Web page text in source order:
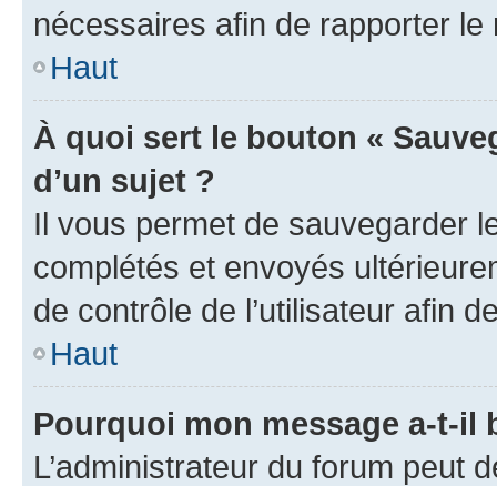
nécessaires afin de rapporter le
Haut
À quoi sert le bouton «
d’un sujet ?
Il vous permet de sauvegarder
complétés et envoyés
de contrôle de l’utilisateur afin
Haut
Pourquoi mon message a-t-il
L’administrateur du forum peut